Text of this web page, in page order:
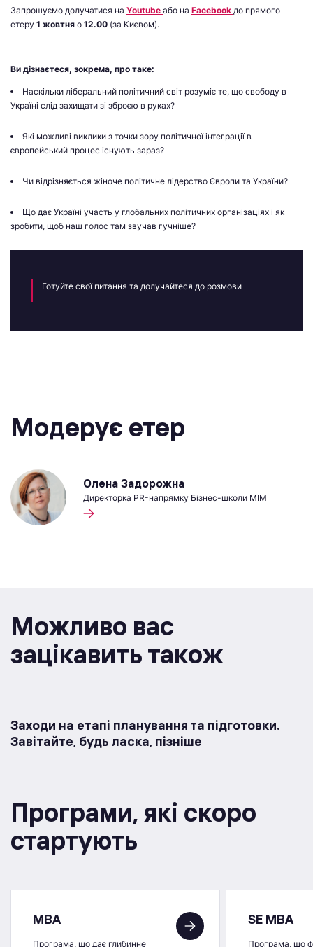
Запрошуємо долучатися на Youtube або на Facebook до прямого
етеру 1 жовтня о 12.00 (за Києвом).
Ви дізнаєтеся, зокрема, про таке:
Наскільки ліберальний політичний світ розуміє те, що свободу в
Україні слід захищати зі зброєю в руках?
Які можливі виклики з точки зору політичної інтеграції в
європейський процес існують зараз?
Чи відрізняється жіноче політичне лідерство Європи та України?
Що дає Україні участь у глобальних політичних організаціях і як
зробити, щоб наш голос там звучав гучніше?
Готуйте свої питання та долучайтеся до розмови
Модерує етер
Олена Задорожна
Директорка PR-напрямку Бізнес-школи МІМ
Можливо вас
зацікавить також
Заходи на етапі планування та підготовки.
Завітайте, будь ласка, пізніше
Програми, якi скоро
стартують
MBA
Програма, що дає глибинне
SE MBA
Програма, що